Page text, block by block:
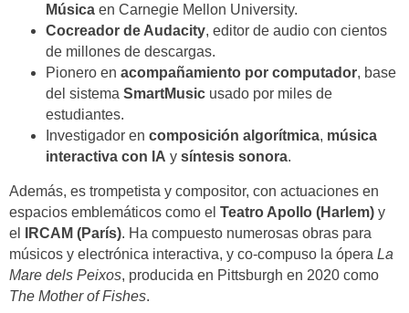
Música en Carnegie Mellon University.
Cocreador de Audacity, editor de audio con cientos
de millones de descargas.
Pionero en acompañamiento por computador, base
del sistema SmartMusic usado por miles de
estudiantes.
Investigador en composición algorítmica, música
interactiva con IA y síntesis sonora.
Además, es trompetista y compositor, con actuaciones en
espacios emblemáticos como el Teatro Apollo (Harlem) y
el
IRCAM (París). Ha compuesto numerosas obras para
músicos y electrónica interactiva, y co-compuso la ópera La
Mare dels Peixos, producida en Pittsburgh en 2020 como
The Mother of Fishes.